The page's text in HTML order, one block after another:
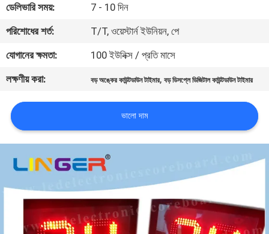
যোগাযোগ
করুন
খবর
উদ্ধৃতির
জন্য
আবেদন
সাইট
ম্যাপ
ডেলিভারি সময়:
7 - 10 দিন
পরিশোধের শর্ত:
T/T, ওয়েস্টার্ন ইউনিয়ন, পে
যোগানের ক্ষমতা:
100 ইউনিক্স / প্রতি মাসে
লক্ষণীয় করা:
বড় অঙ্কের কাউন্টডাউন টাইমার,বড় ডিসপ্লে ডিজিটাল কাউন্টডাউন টাইমার
ভালো দাম